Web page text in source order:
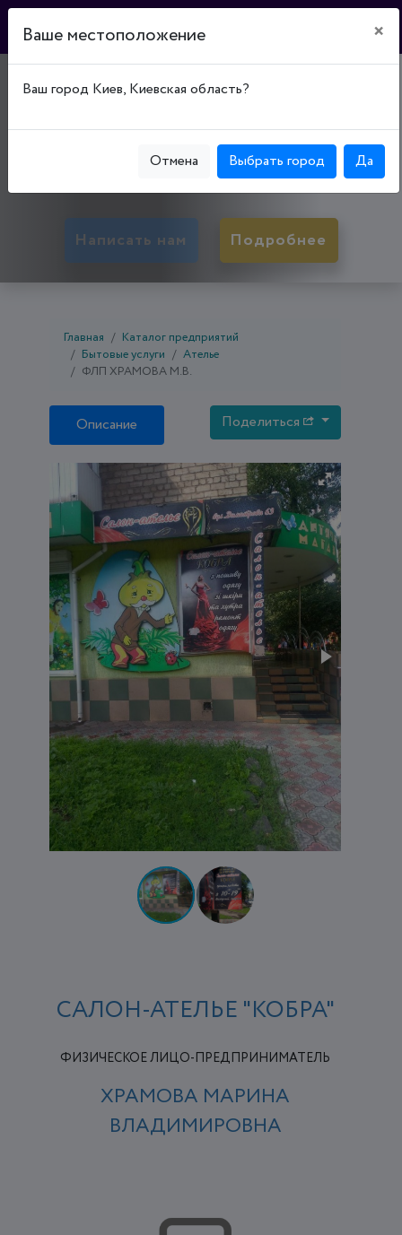
САЛОН-АТЕЛЬЕ
50027, Днепропетровская обл., Кривой Рог,
Металлургический р-н, ул. Героев АТО, д. 63
Написать нам Подробнее
Главная
Каталог предприятий
Бытовые услуги
Ателье
ФЛП ХРАМОВА М.В.
Описание Поделиться
САЛОН-АТЕЛЬЕ "КОБРА"
ФИЗИЧЕСКОЕ ЛИЦО-ПРЕДПРИНИМАТЕЛЬ
ХРАМОВА МАРИНА
ВЛАДИМИРОВНА
Ваше местоположение ×
Ваш город Киев, Киевская область?
Отмена Выбрать город Да